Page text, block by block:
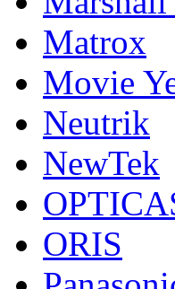
Matrox
Movie
Neutrik
NewTek
ORIS